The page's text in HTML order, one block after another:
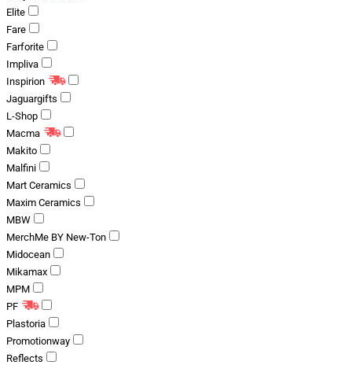
Elite
Fare
Farforite
Impliva
Inspirion
Jaguargifts
L-Shop
Macma
Makito
Malfini
Mart Ceramics
Maxim Ceramics
MBW
MerchMe BY New-Ton
Midocean
Mikamax
MPM
PF
Plastoria
Promotionway
Reflects